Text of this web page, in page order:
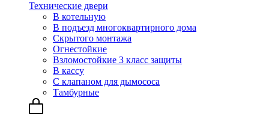
Технические двери
В котельную
В подъезд многоквартирного дома
Скрытого монтажа
Огнестойкие
Взломостойкие 3 класс защиты
В кассу
С клапаном для дымососа
Тамбурные